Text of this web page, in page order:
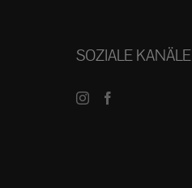
SOZIALE KANÄLE